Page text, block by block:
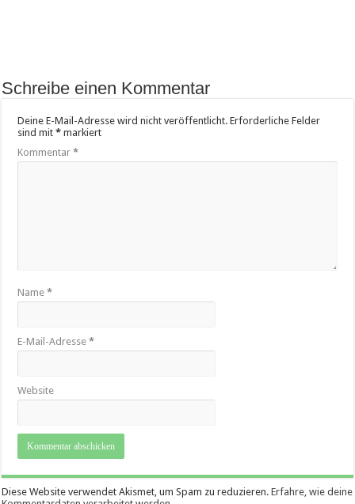
Schreibe einen Kommentar
Deine E-Mail-Adresse wird nicht veröffentlicht. Erforderliche Felder
sind mit* markiert
Kommentar*
Name*
E-Mail-Adresse*
Website
Diese Website verwendet Akismet, um Spam zu reduzieren.Erfahre, wie deine